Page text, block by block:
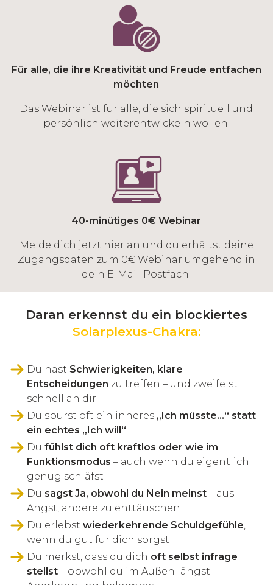
Für alle, die ihre Kreativität und Freude entfachen
möchten
Das Webinar ist für alle, die sich spirituell und
persönlich weiterentwickeln wollen.
40-minütiges 0€ Webinar
Melde dich jetzt hier an und du erhältst deine
Zugangsdaten zum 0€ Webinar umgehend in
dein E-Mail-Postfach.
Daran erkennst du ein blockiertes
Solarplexus-Chakra:
Du hast Schwierigkeiten, klare
Entscheidungen zu treffen – und zweifelst
schnell an dir
Du spürst oft ein inneres „Ich müsste…“ statt
ein echtes „Ich will“
Du fühlst dich oft kraftlos oder wie im
Funktionsmodus – auch wenn du eigentlich
genug schläfst
Du sagst Ja, obwohl du Nein meinst – aus
Angst, andere zu enttäuschen
Du erlebst wiederkehrende Schuldgefühle
wenn du gut für dich sorgst
Du merkst, dass du dich oft selbst infrage
stellst – obwohl du im Außen längst